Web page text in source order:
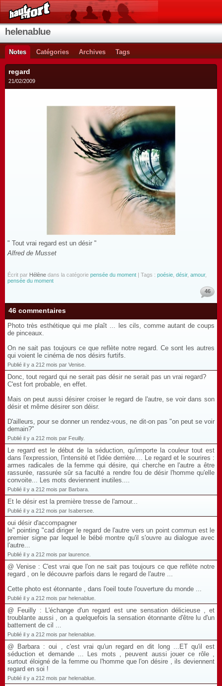
helenablue
Notes Catégories Archives Tags
regard
21/02/2009
" Tout vrai regard est un désir "
Alfred de Musset
Écrit par Hélène dans la catégorie pensée du moment | Tags : poésie désir, amour,
pensée du moment
46
46 commentaires
Photo très esthétique qui me plaît ... les cils, comme autant de coups
de pinceaux.
On ne sait pas toujours ce que reflète notre regard. Ce sont les autres
qui voient le cinéma de nos désirs furtifs.
Publié il y a 212 mois par Venise.
Donc, tout regard qui ne serait pas désir ne serait pas un vrai regard?
C'est fort probable, en effet.
Mais on peut aussi désirer croiser le regard de l'autre, se voir dans son
désir et même désirer son déisr.
D'ailleurs, pour se donner un rendez-vous, ne dit-on pas "on peut se voir
demain?"
Publié il y a 212 mois par Feuilly.
Le regard est le début de la séduction, qu'importe la couleur tout est
dans l'expression, l'intensité et l'idée derrière.... Le regard et le sourires :
armes radicales de la femme qui désire, qui cherche en l'autre a être
rassurée, rassurée sûr sa faculté a rendre fou de désir l'homme qu'elle
convoite... Les mots deviennent inutiles....
Publié il y a 212 mois par Barbara.
Et le désir est la première tresse de l'amour...
Publié il y a 212 mois par Isabersee.
oui désir d'accompagner
le" pointing "cad diriger le regard de l'autre vers un point commun est le
premier signe par lequel le bébé montre qu'il s'ouvre au dialogue avec
l'autre...
Publié il y a 212 mois par laurence.
@ Venise : C'est vrai que l'on ne sait pas toujours ce que reflète notre
regard , on le découvre parfois dans le regard de l'autre ...
Cette photo est étonnante , dans l'oeil toute l'ouverture du monde ...
Publié il y a 212 mois par helenablue.
@ Feuilly : L'échange d'un regard est une sensation délicieuse , et
troublante aussi , on a quelquefois la sensation étonnante d'être lu d'un
battement de cil ...
Publié il y a 212 mois par helenablue.
@ Barbara : oui , c'est vrai qu'un regard en dit long ...ET qu'il est
séduction et demande ... Les mots , peuvent aussi jouer ce rôle ,
surtout éloigné de la femme ou l'homme que l'on désire , ils deviennent
regard en soi !
Publié il y a 212 mois par helenablue.